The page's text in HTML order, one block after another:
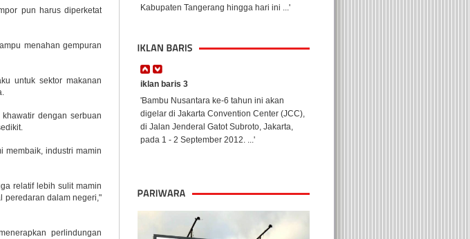
pun harus diperketat
menahan gempuran
untuk sektor makanan
dengan serbuan
membaik, industri mamin
relatif lebih sulit mamin
peredaran dalam negeri,"
perlindungan
Kabupaten Tangerang hingga hari ini ...'
iklan baris 3
'Bambu Nusantara ke-6 tahun ini akan
digelar di Jakarta Convention Center (JCC),
di Jalan Jenderal Gatot Subroto, Jakarta,
pada 1 - 2 September 2012. ...'